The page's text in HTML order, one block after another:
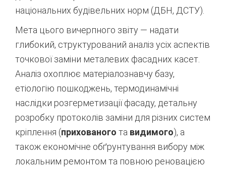
національних будівельних норм (ДБН, ДСТУ).
Мета цього вичерпного звіту — надати
глибокий, структурований аналіз усіх аспектів
точкової заміни металевих фасадних касет.
Аналіз охоплює матеріалознавчу базу,
етіологію пошкоджень, термодинамічні
наслідки розгерметизації фасаду, детальну
розробку протоколів заміни для різних систем
кріплення (прихованого та видимого), а
також економічне обґрунтування вибору між
локальним ремонтом та повною реновацією